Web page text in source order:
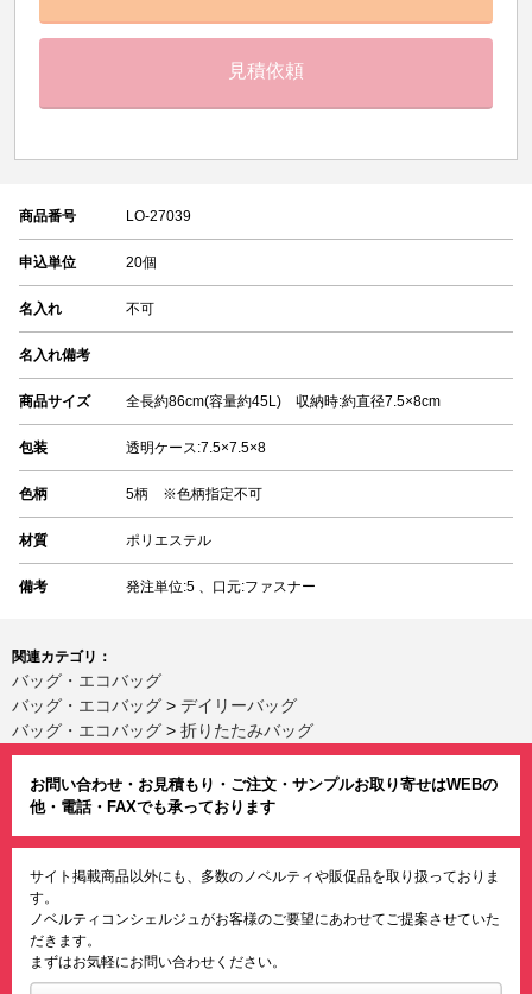
見積依頼
商品番号 LO-27039
申込単位 20個
名入れ 不可
名入れ備考
商品サイズ 全長約86cm(容量約45L) 収納時:約直径7.5×8cm
包装 透明ケース:7.5×7.5×8
色柄 5柄 ※色柄指定不可
材質 ポリエステル
備考 発注単位:5 、口元:ファスナー
関連カテゴリ：
バッグ・エコバッグ
バッグ・エコバッグ > デイリーバッグ
バッグ・エコバッグ > 折りたたみバッグ
お問い合わせ・お見積もり・ご注文・サンプルお取り寄せはWEBの
他・電話・FAXでも承っております
サイト掲載商品以外にも、多数のノベルティや販促品を取り扱っておりま
す。
ノベルティコンシェルジュがお客様のご要望にあわせてご提案させていた
だきます。
まずはお気軽にお問い合わせください。